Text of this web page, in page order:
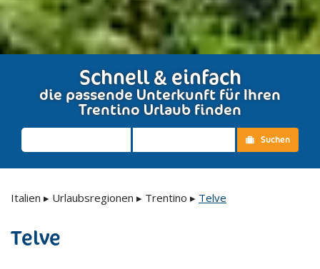
Schnell & einfach
die passende Unterkunft für Ihren
Trentino Urlaub finden
Suchen
Italien ▸ Urlaubsregionen ▸ Trentino ▸ Telve
Telve